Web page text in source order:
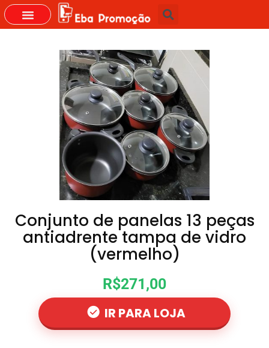
Conjunto de panelas 13 peças
antiadrente tampa de vidro
(vermelho)
R$271,00
IR PARA LOJA